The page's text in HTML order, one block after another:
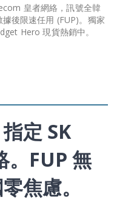
皇者網絡，訊號全韓
後限速任用 (FUP)。獨家
Hero 現貨熱銷中。
定 SK
。FUP 無
焦慮。